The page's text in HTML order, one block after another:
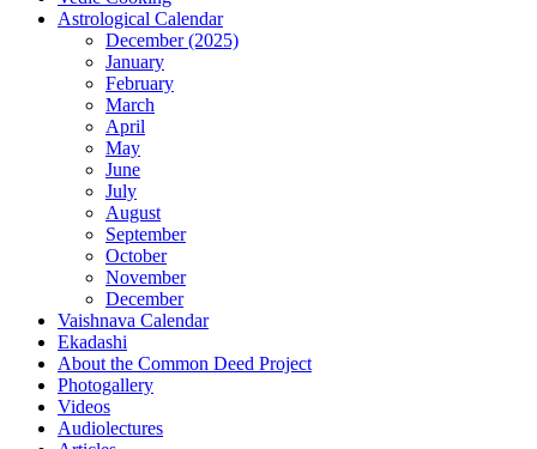
Astrological Calendar
December (2025)
January
February
March
April
May
June
July
August
September
October
November
December
Vaishnava Calendar
Ekadashi
About the Common Deed Project
Photogallery
Videos
Audiolectures